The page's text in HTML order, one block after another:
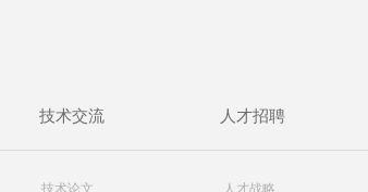
技术交流 人才招聘
技术论文 人才战略